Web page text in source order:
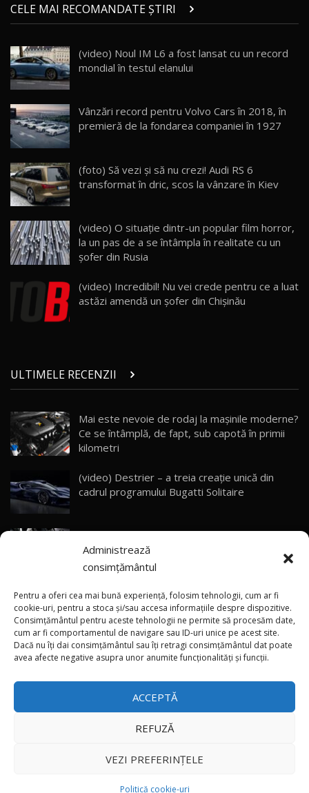
Administrează
consimțământul
Pentru a oferi cea mai bună experiență, folosim tehnologii, cum ar fi
cookie-uri, pentru a stoca și/sau accesa informațiile despre dispozitive.
Consimțământul pentru aceste tehnologii ne permite să procesăm date,
cum ar fi comportamentul de navigare sau ID-uri unice pe acest site.
Dacă nu îți dai consimțământul sau îți retragi consimțământul dat poate
avea afecte negative asupra unor anumite funcționalități și funcții.
ACCEPTĂ
REFUZĂ
VEZI PREFERINȚELE
Politică cookie-uri
21
AutoBlog.MD
16:59
22
Noua Mazda 6e / Test Drive AutoBlog.MD
26:59
23
Lynk & Co 01 / Test Drive AutoBlog.MD
25:19
24
Van Electric Testat în Moldova / AutoBlog.MD
26:38
25
mai Exclusiv și Puternic Defender Testat în
Moldova
32:21
AutoBlog.MD
10:57
28
Noul Geely Monjaro 2025! Mai ieftin și mai
dotat / Test Drive AutoBlog.MD
29
ZEEKR 9X - PRIMUL TEST DRIVE ÎN ROMÂNĂ!
CUM SE CONDUCE?
33:40
30
Primele impresii despre BYD Seal U DM-i,
Sealion 7 și Seal 5 DM-i / Test Drive
AutoBlog.MD
13:56
Noul Volvo EX90 / Test Drive AutoBlog.MD
32:06
33
MG RX5 - își merită banii? / Test Drive
AutoBlog.MD
34
Noul DACIA DUSTER DIESEL! Primul test drive în
română
Noul Mercedes-Benz E 350 e - cât consumă?! /
Test Drive AutoBlog.MD
CELE MAI RECOMANDATE ȘTIRI
(video) Noul IM L6 a fost lansat cu un record
mondial în testul elanului
Vânzări record pentru Volvo Cars în 2018, în
premieră de la fondarea companiei în 1927
(foto) Să vezi și să nu crezi! Audi RS 6
transformat în dric, scos la vânzare în Kiev
(video) O situaţie dintr-un popular film horror,
la un pas de a se întâmpla în realitate cu un
şofer din Rusia
(video) Incredibil! Nu vei crede pentru ce a luat
astăzi amendă un șofer din Chișinău
ULTIMELE RECENZII
Mai este nevoie de rodaj la mașinile moderne?
Ce se întâmplă, de fapt, sub capotă în primii
kilometri
(video) Destrier – a treia creație unică din
cadrul programului Bugatti Solitaire
(video) SRT prezintă tehnologia eBoost Air
care elimină decalajul turbo
ANRE: Detensionarea relativă a situației din
Golf influențează prețurile la carburanți în
Moldova
(foto/video) Imaginea zilei: Și în SUA polițiștii
uneori „stau în tufari”
×